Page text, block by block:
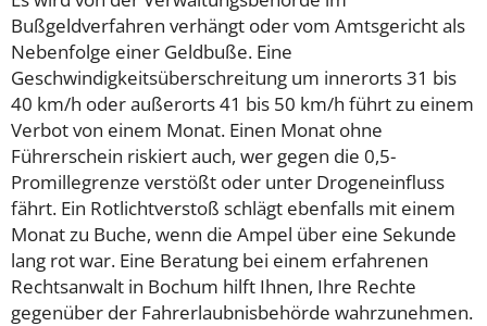
Bußgeldverfahren verhängt oder vom Amtsgericht als
Nebenfolge einer Geldbuße. Eine
Geschwindigkeitsüberschreitung um innerorts 31 bis
40 km/h oder außerorts 41 bis 50 km/h führt zu einem
Verbot von einem Monat. Einen Monat ohne
Führerschein riskiert auch, wer gegen die 0,5-
Promillegrenze verstößt oder unter Drogeneinfluss
fährt. Ein Rotlichtverstoß schlägt ebenfalls mit einem
Monat zu Buche, wenn die Ampel über eine Sekunde
lang rot war. Eine Beratung bei einem erfahrenen
Rechtsanwalt in Bochum hilft Ihnen, Ihre Rechte
gegenüber der Fahrerlaubnisbehörde wahrzunehmen.